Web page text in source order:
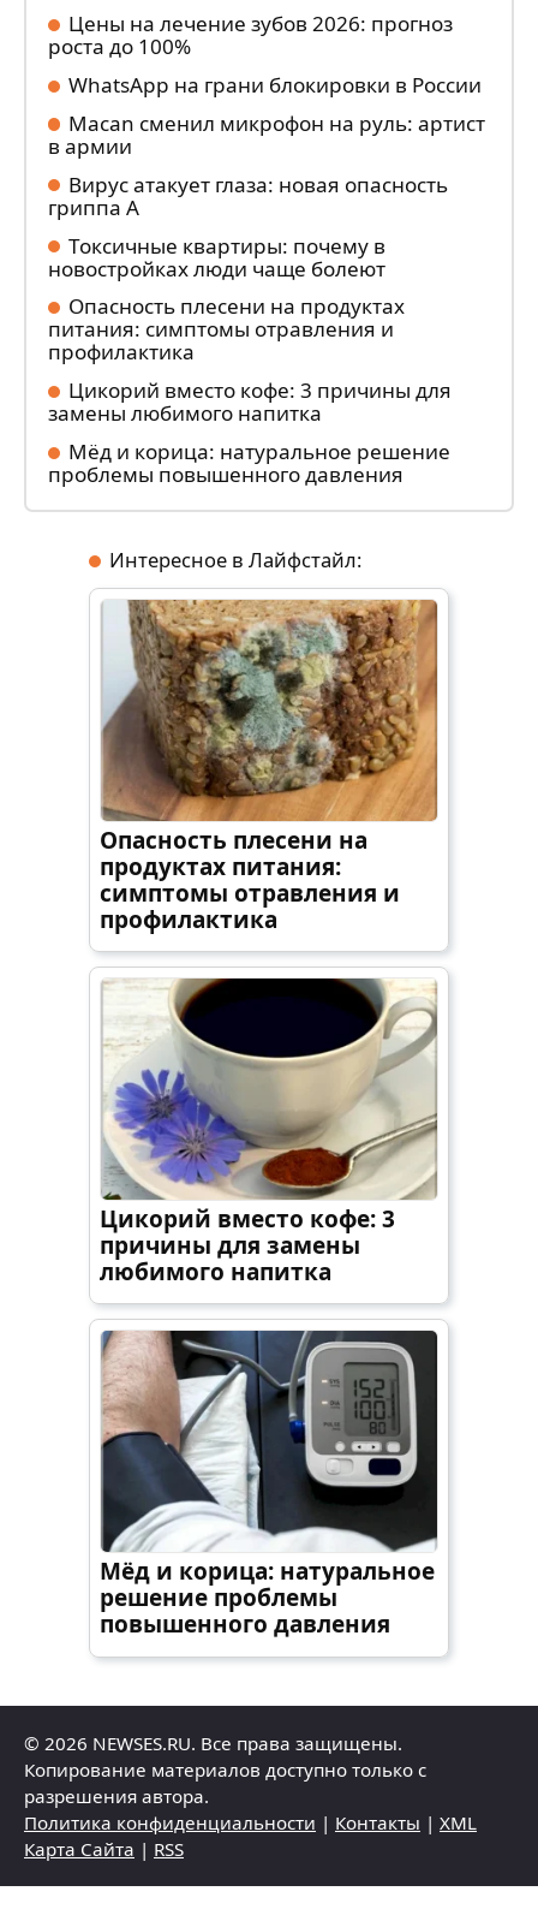
Цены на лечение зубов 2026: прогноз
роста до 100%
WhatsApp на грани блокировки в России
Macan сменил микрофон на руль: артист
в армии
Вирус атакует глаза: новая опасность
гриппа А
Токсичные квартиры: почему в
новостройках люди чаще болеют
Опасность плесени на продуктах
питания: симптомы отравления и
профилактика
Цикорий вместо кофе: 3 причины для
замены любимого напитка
Мёд и корица: натуральное решение
проблемы повышенного давления
Интересное в Лайфстайл:
Опасность плесени на
продуктах питания:
симптомы отравления и
профилактика
Цикорий вместо кофе: 3
причины для замены
любимого напитка
Мёд и корица: натуральное
решение проблемы
повышенного давления
© 2026 NEWSES.RU. Все права защищены.
Копирование материалов доступно только с
разрешения автора.
Политика конфиденциальности | Контакты | XML
Карта Сайта | RSS